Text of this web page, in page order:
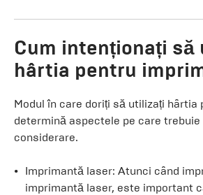
Cum intenționați
hârtia pentru
Modul în care doriți să utilizați hârtia
determină aspectele pe care trebuie
considerare.
Imprimantă laser: Atunci când
imprimantă laser, este important